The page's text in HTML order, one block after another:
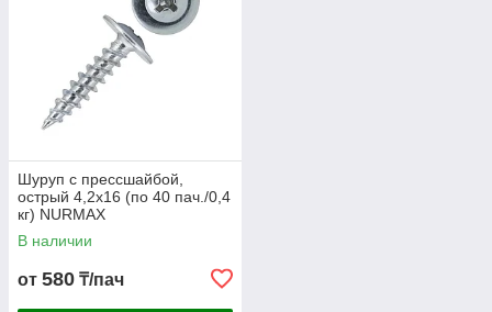
Шуруп с прессшайбой,
острый 4,2х16 (по 40 пач./0,4
кг) NURMAX
В наличии
от 580 ₸/пач